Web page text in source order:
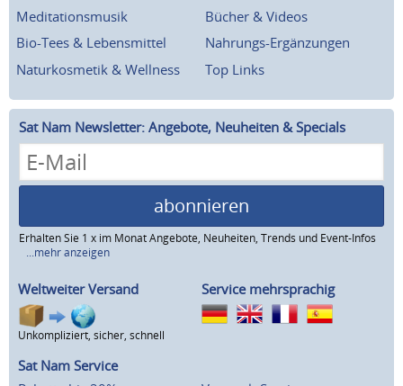
Meditationsmusik
Bücher & Videos
Bio-Tees & Lebensmittel
Nahrungs-Ergänzungen
Naturkosmetik & Wellness
Top Links
Sat Nam Newsletter: Angebote, Neuheiten & Specials
abonnieren
Erhalten Sie 1 x im Monat Angebote, Neuheiten, Trends und Event-Infos
...mehr anzeigen
Weltweiter Versand
Unkompliziert, sicher, schnell
Service mehrsprachig
Sat Nam Service